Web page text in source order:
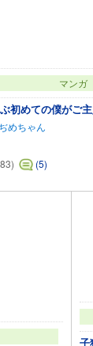
マンガ
初めての僕がご
めちゃん
(5)
子